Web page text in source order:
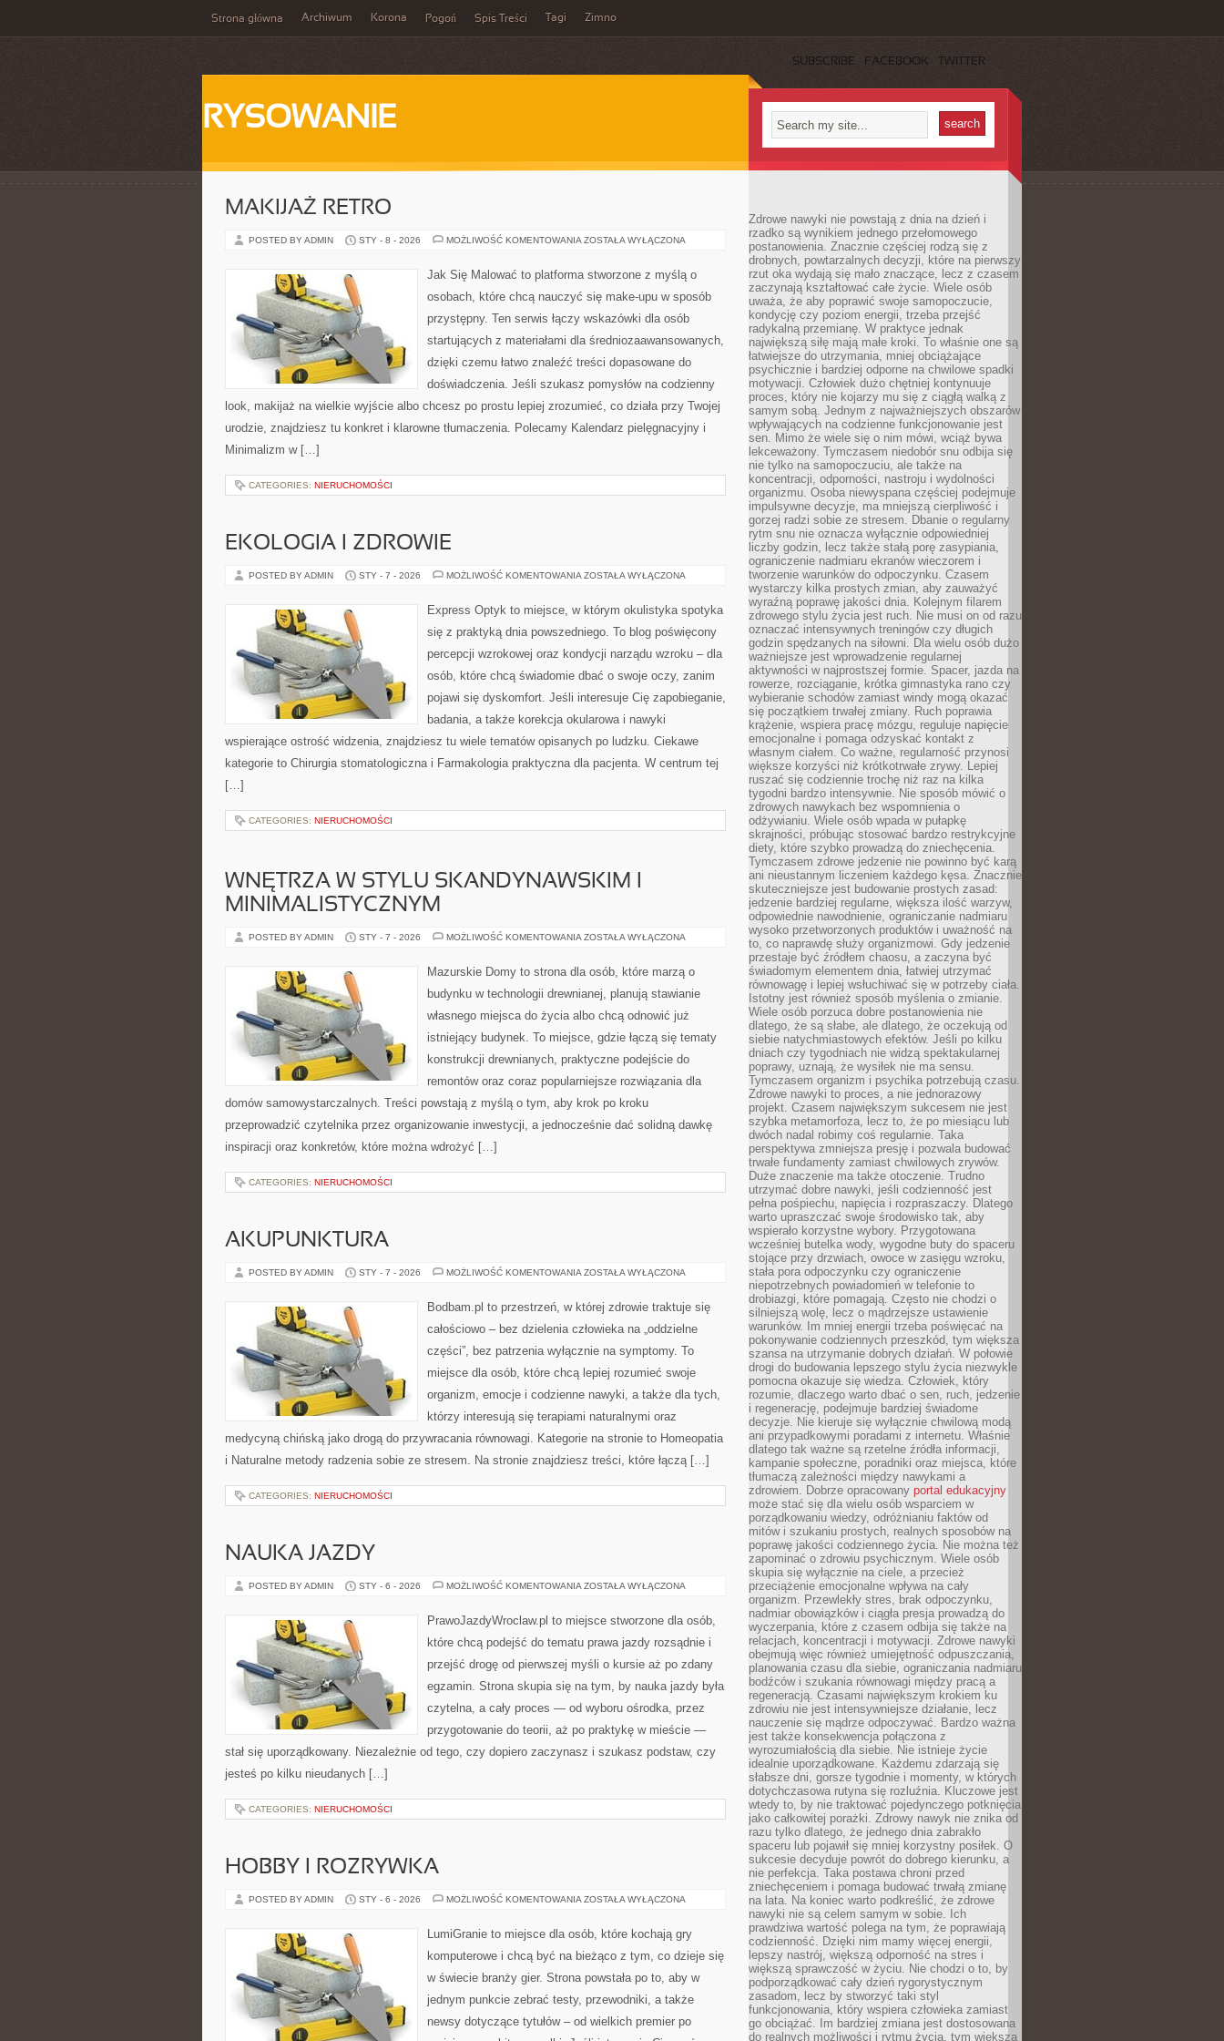
Strona główna Archiwum Korona Pogoń Spis Treści Tagi Zimno
SUBSCRIBE FACEBOOK TWITTER
RYSOWANIE
MAKIJAŻ RETRO
POSTED BY ADMIN STY - 8 - 2026 MOŻLIWOŚĆ KOMENTOWANIA MAKIJAŻ
ZOSTAŁA WYŁĄCZONA
Jak Się Malować to platforma stworzone z myślą o
osobach, które chcą nauczyć się make-upu w sposób
przystępny. Ten serwis łączy wskazówki dla osób
startujących z materiałami dla średniozaawansowanych,
dzięki czemu łatwo znaleźć treści dopasowane do
doświadczenia. Jeśli szukasz pomysłów na codzienny
look, makijaż na wielkie wyjście albo chcesz po prostu lepiej zrozumieć, co działa przy Twojej
urodzie, znajdziesz tu konkret i klarowne tłumaczenia. Polecamy Kalendarz pielęgnacyjny i
Minimalizm w […]
CATEGORIES: NIERUCHOMOŚCI
EKOLOGIA I ZDROWIE
POSTED BY ADMIN STY - 7 - 2026 MOŻLIWOŚĆ KOMENTOWANIA EKOLOGIA
ZOSTAŁA WYŁĄCZONA
Express Optyk to miejsce, w którym okulistyka spotyka
się z praktyką dnia powszedniego. To blog poświęcony
percepcji wzrokowej oraz kondycji narządu wzroku – dla
osób, które chcą świadomie dbać o swoje oczy, zanim
pojawi się dyskomfort. Jeśli interesuje Cię zapobieganie,
badania, a także korekcja okularowa i nawyki
wspierające ostrość widzenia, znajdziesz tu wiele tematów opisanych po ludzku. Ciekawe
kategorie to Chirurgia stomatologiczna i Farmakologia praktyczna dla pacjenta. W centrum tej
[…]
CATEGORIES: NIERUCHOMOŚCI
WNĘTRZA W STYLU SKANDYNAWSKIM I
MINIMALISTYCZNYM
POSTED BY ADMIN STY - 7 - 2026 MOŻLIWOŚĆ KOMENTOWANIA WNĘTRZA
SKANDYNAWSKIM
I
ZOSTAŁA WYŁĄCZONA
Mazurskie Domy to strona dla osób, które marzą o
budynku w technologii drewnianej, planują stawianie
własnego miejsca do życia albo chcą odnowić już
istniejący budynek. To miejsce, gdzie łączą się tematy
konstrukcji drewnianych, praktyczne podejście do
remontów oraz coraz popularniejsze rozwiązania dla
domów samowystarczalnych. Treści powstają z myślą o tym, aby krok po kroku
przeprowadzić czytelnika przez organizowanie inwestycji, a jednocześnie dać solidną dawkę
inspiracji oraz konkretów, które można wdrożyć […]
CATEGORIES: NIERUCHOMOŚCI
AKUPUNKTURA
POSTED BY ADMIN STY - 7 - 2026 MOŻLIWOŚĆ KOMENTOWANIA AKUPUNKTURA
ZOSTAŁA WYŁĄCZONA
Bodbam.pl to przestrzeń, w której zdrowie traktuje się
całościowo – bez dzielenia człowieka na „oddzielne
części”, bez patrzenia wyłącznie na symptomy. To
miejsce dla osób, które chcą lepiej rozumieć swoje
organizm, emocje i codzienne nawyki, a także dla tych,
którzy interesują się terapiami naturalnymi oraz
medycyną chińską jako drogą do przywracania równowagi. Kategorie na stronie to Homeopatia
i Naturalne metody radzenia sobie ze stresem. Na stronie znajdziesz treści, które łączą […]
CATEGORIES: NIERUCHOMOŚCI
NAUKA JAZDY
POSTED BY ADMIN STY - 6 - 2026 MOŻLIWOŚĆ KOMENTOWANIA NAUKA
ZOSTAŁA WYŁĄCZONA
PrawoJazdyWroclaw.pl to miejsce stworzone dla osób,
które chcą podejść do tematu prawa jazdy rozsądnie i
przejść drogę od pierwszej myśli o kursie aż po zdany
egzamin. Strona skupia się na tym, by nauka jazdy była
czytelna, a cały proces — od wyboru ośrodka, przez
przygotowanie do teorii, aż po praktykę w mieście —
stał się uporządkowany. Niezależnie od tego, czy dopiero zaczynasz i szukasz podstaw, czy
jesteś po kilku nieudanych […]
CATEGORIES: NIERUCHOMOŚCI
HOBBY I ROZRYWKA
POSTED BY ADMIN STY - 6 - 2026 MOŻLIWOŚĆ KOMENTOWANIA HOBBY
ZOSTAŁA WYŁĄCZONA
LumiGranie to miejsce dla osób, które kochają gry
komputerowe i chcą być na bieżąco z tym, co dzieje się
w świecie branży gier. Strona powstała po to, aby w
jednym punkcie zebrać testy, przewodniki, a także
newsy dotyczące tytułów – od wielkich premier po
Zdrowe nawyki nie powstają z dnia na dzień i
rzadko są wynikiem jednego przełomowego
postanowienia. Znacznie częściej rodzą się z
drobnych, powtarzalnych decyzji, które na pierwszy
rzut oka wydają się mało znaczące, lecz z czasem
zaczynają kształtować całe życie. Wiele osób
uważa, że aby poprawić swoje samopoczucie,
kondycję czy poziom energii, trzeba przejść
radykalną przemianę. W praktyce jednak
największą siłę mają małe kroki. To właśnie one są
łatwiejsze do utrzymania, mniej obciążające
psychicznie i bardziej odporne na chwilowe spadki
motywacji. Człowiek dużo chętniej kontynuuje
proces, który nie kojarzy mu się z ciągłą walką z
samym sobą. Jednym z najważniejszych obszarów
wpływających na codzienne funkcjonowanie jest
sen. Mimo że wiele się o nim mówi, wciąż bywa
lekceważony. Tymczasem niedobór snu odbija się
nie tylko na samopoczuciu, ale także na
koncentracji, odporności, nastroju i wydolności
organizmu. Osoba niewyspana częściej podejmuje
impulsywne decyzje, ma mniejszą cierpliwość i
gorzej radzi sobie ze stresem. Dbanie o regularny
rytm snu nie oznacza wyłącznie odpowiedniej
liczby godzin, lecz także stałą porę zasypiania,
ograniczenie nadmiaru ekranów wieczorem i
tworzenie warunków do odpoczynku. Czasem
wystarczy kilka prostych zmian, aby zauważyć
wyraźną poprawę jakości dnia. Kolejnym filarem
zdrowego stylu życia jest ruch. Nie musi on od razu
oznaczać intensywnych treningów czy długich
godzin spędzanych na siłowni. Dla wielu osób dużo
ważniejsze jest wprowadzenie regularnej
aktywności w najprostszej formie. Spacer, jazda na
rowerze, rozciąganie, krótka gimnastyka rano czy
wybieranie schodów zamiast windy mogą okazać
się początkiem trwałej zmiany. Ruch poprawia
krążenie, wspiera pracę mózgu, reguluje napięcie
emocjonalne i pomaga odzyskać kontakt z
własnym ciałem. Co ważne, regularność przynosi
większe korzyści niż krótkotrwałe zrywy. Lepiej
ruszać się codziennie trochę niż raz na kilka
tygodni bardzo intensywnie. Nie sposób mówić o
zdrowych nawykach bez wspomnienia o
odżywianiu. Wiele osób wpada w pułapkę
skrajności, próbując stosować bardzo restrykcyjne
diety, które szybko prowadzą do zniechęcenia.
Tymczasem zdrowe jedzenie nie powinno być karą
ani nieustannym liczeniem każdego kęsa. Znacznie
skuteczniejsze jest budowanie prostych zasad:
jedzenie bardziej regularne, większa ilość warzyw,
odpowiednie nawodnienie, ograniczanie nadmiaru
wysoko przetworzonych produktów i uważność na
to, co naprawdę służy organizmowi. Gdy jedzenie
przestaje być źródłem chaosu, a zaczyna być
świadomym elementem dnia, łatwiej utrzymać
równowagę i lepiej wsłuchiwać się w potrzeby ciała.
Istotny jest również sposób myślenia o zmianie.
Wiele osób porzuca dobre postanowienia nie
dlatego, że są słabe, ale dlatego, że oczekują od
siebie natychmiastowych efektów. Jeśli po kilku
dniach czy tygodniach nie widzą spektakularnej
poprawy, uznają, że wysiłek nie ma sensu.
Tymczasem organizm i psychika potrzebują czasu.
Zdrowe nawyki to proces, a nie jednorazowy
projekt. Czasem największym sukcesem nie jest
szybka metamorfoza, lecz to, że po miesiącu lub
dwóch nadal robimy coś regularnie. Taka
perspektywa zmniejsza presję i pozwala budować
trwałe fundamenty zamiast chwilowych zrywów.
Duże znaczenie ma także otoczenie. Trudno
utrzymać dobre nawyki, jeśli codzienność jest
pełna pośpiechu, napięcia i rozpraszaczy. Dlatego
warto upraszczać swoje środowisko tak, aby
wspierało korzystne wybory. Przygotowana
wcześniej butelka wody, wygodne buty do spaceru
stojące przy drzwiach, owoce w zasięgu wzroku,
stała pora odpoczynku czy ograniczenie
niepotrzebnych powiadomień w telefonie to
drobiazgi, które pomagają. Często nie chodzi o
silniejszą wolę, lecz o mądrzejsze ustawienie
warunków. Im mniej energii trzeba poświęcać na
pokonywanie codziennych przeszkód, tym większa
szansa na utrzymanie dobrych działań. W połowie
drogi do budowania lepszego stylu życia niezwykle
pomocna okazuje się wiedza. Człowiek, który
rozumie, dlaczego warto dbać o sen, ruch, jedzenie
i regenerację, podejmuje bardziej świadome
decyzje. Nie kieruje się wyłącznie chwilową modą
ani przypadkowymi poradami z internetu. Właśnie
dlatego tak ważne są rzetelne źródła informacji,
kampanie społeczne, poradniki oraz miejsca, które
tłumaczą zależności między nawykami a
zdrowiem. Dobrze opracowany portal edukacyjny
może stać się dla wielu osób wsparciem w
porządkowaniu wiedzy, odróżnianiu faktów od
mitów i szukaniu prostych, realnych sposobów na
poprawę jakości codziennego życia. Nie można też
zapominać o zdrowiu psychicznym. Wiele osób
skupia się wyłącznie na ciele, a przecież
przeciążenie emocjonalne wpływa na cały
organizm. Przewlekły stres, brak odpoczynku,
nadmiar obowiązków i ciągła presja prowadzą do
wyczerpania, które z czasem odbija się także na
relacjach, koncentracji i motywacji. Zdrowe nawyki
obejmują więc również umiejętność odpuszczania,
planowania czasu dla siebie, ograniczania nadmiaru
bodźców i szukania równowagi między pracą a
regeneracją. Czasami największym krokiem ku
zdrowiu nie jest intensywniejsze działanie, lecz
nauczenie się mądrze odpoczywać. Bardzo ważna
jest także konsekwencja połączona z
wyrozumiałością dla siebie. Nie istnieje życie
idealnie uporządkowane. Każdemu zdarzają się
słabsze dni, gorsze tygodnie i momenty, w których
dotychczasowa rutyna się rozluźnia. Kluczowe jest
wtedy to, by nie traktować pojedynczego potknięcia
jako całkowitej porażki. Zdrowy nawyk nie znika od
razu tylko dlatego, że jednego dnia zabrakło
spaceru lub pojawił się mniej korzystny posiłek. O
sukcesie decyduje powrót do dobrego kierunku, a
nie perfekcja. Taka postawa chroni przed
zniechęceniem i pomaga budować trwałą zmianę
na lata. Na koniec warto podkreślić, że zdrowe
nawyki nie są celem samym w sobie. Ich
prawdziwa wartość polega na tym, że poprawiają
codzienność. Dzięki nim mamy więcej energii,
lepszy nastrój, większą odporność na stres i
większą sprawczość w życiu. Nie chodzi o to, by
podporządkować cały dzień rygorystycznym
zasadom, lecz by stworzyć taki styl
funkcjonowania, który wspiera człowieka zamiast
go obciążać. Im bardziej zmiana jest dostosowana
do realnych możliwości i rytmu życia, tym większa